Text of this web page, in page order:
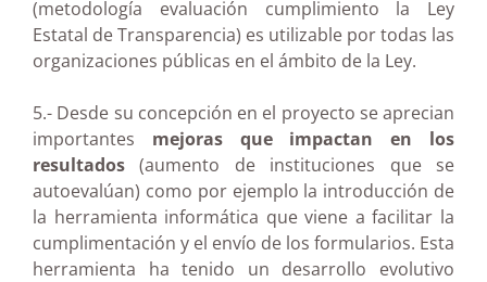
(metodología evaluación cumplimiento la Ley
Estatal de Transparencia) es utilizable por todas las
organizaciones públicas en el ámbito de la Ley.
5.- Desde su concepción en el proyecto se aprecian
importantes mejoras que impactan en los
resultados(aumento de instituciones que se
autoevalúan) como por ejemplo la introducción de
la herramienta informática que viene a facilitar la
cumplimentación y el envío de los formularios. Esta
herramienta ha tenido un desarrollo evolutivo